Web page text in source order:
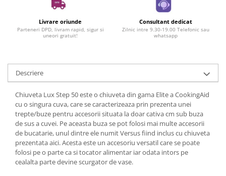
Livrare oriunde
Parteneri DPD, livram rapid, sigur si
uneori gratuit!
Consultant dedicat
Zilnic intre 9.30-19.00 Telefonic sau
whatsapp
Descriere
Chiuveta Lux Step 50 este o chiuveta din gama Elite a CookingAid
cu o singura cuva, care se caracterizeaza prin prezenta unei
trepte/buze pentru accesorii situata la doar cativa cm sub buza
de sus a cuvei. Pe aceasta buza se pot folosi mai multe accesorii
de bucatarie, unul dintre ele numit Versus fiind inclus cu chiuveta
prezentata aici. Acesta este un accesoriu versatil care se poate
folosi pe o parte ca si tocator alimentar iar odata intors pe
cealalta parte devine scurgator de vase.